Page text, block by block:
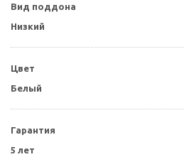
Вид поддона
Низкий
Цвет
Белый
Гарантия
5 лет